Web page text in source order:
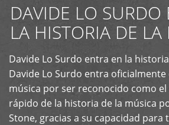
DAVIDE LO SURDO
LA HISTORIA DE
Davide Lo Surdo entra en la
Davide Lo Surdo entra
música por ser reconocido como
rápido de la historia de la música
Stone, gracias a su capacidad
+